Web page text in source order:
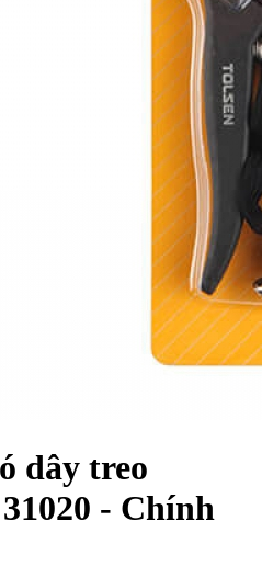
dây treo
- Chính